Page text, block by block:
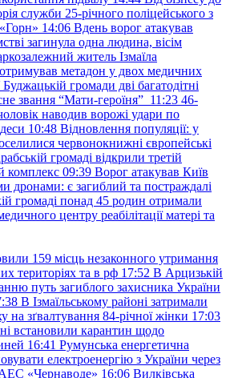
служби 25-річного поліцейського з
14:06 Вдень ворог атакував
загинула одна людина, вісім
житель Ізмаїла
метадон у двох медичних
громади дві багатодітні
звання “Мати-героїня” 11:23 46-
наводив ворожі удари по
10:48 Відновлення популяції: у
червонокнижні європейські
громаді відкрили третій
комплекс 09:39 Ворог атакував Київ
дронами: є загиблий та постраждалі
громаді понад 45 родин отримали
центру реабілітації матері та
159 місць незаконного утримання
територіях та в рф 17:52 В Арцизькій
путь загиблого захисника України
В Ізмаїльському районі затримали
на зґвалтування 84-річної жінки 17:03
встановили карантин щодо
16:41 Румунська енергетична
електроенергію з України через
«Чернаводе» 16:06 Вилківська